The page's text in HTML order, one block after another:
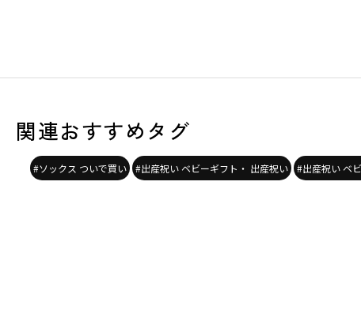
関連おすすめタグ
#ソックス ついで買い #出産祝い ベビーギフト・ 出産祝い #出産祝い ベ